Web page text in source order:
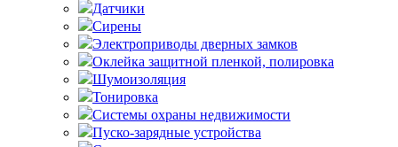
Датчики
Сирены
Электроприводы дверных замков
Оклейка защитной пленкой, полировка
Шумоизоляция
Тонировка
Системы охраны недвижимости
Пуско-зарядные устройства